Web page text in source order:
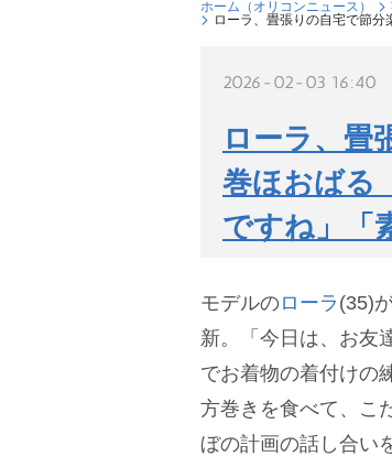
ホーム（オリコンニュース）
ローラ、畳張りの自宅で節分
2026-02-03 16:40
ローラ、畳
巻ほおばる
ですね」「
モデルのローラ (35)
新。「今日は、お友
でお着物の着付けの
方巻きを食べて、こ
ぼの計画の話し合い